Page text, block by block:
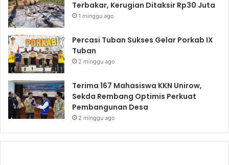
Terbakar, Kerugian Ditaksir Rp30 Juta
1 minggu ago
Percasi Tuban Sukses Gelar Porkab IX
Tuban
2 minggu ago
Terima 167 Mahasiswa KKN Unirow,
Sekda Rembang Optimis Perkuat
Pembangunan Desa
2 minggu ago